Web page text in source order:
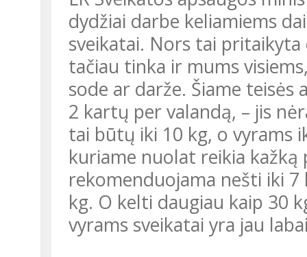
dydžiai darbe keliamiems
sveikatai. Nors tai
tačiau tinka ir mums
sode ar darže. Šiame
2 kartų per valandą, – jis
tai būtų iki 10 kg, o vyrams
kuriame nuolat reikia
rekomenduojama nešti iki
kg. O kelti daugiau kaip 30
vyrams sveikatai yra jau